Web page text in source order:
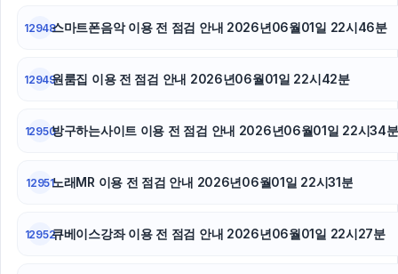
대안학교
12948스마트폰음악 이용 전 점검 안내 2026년06월01일 22시46분
12949원룸집 이용 전 점검 안내 2026년06월01일 22시42분
12950방구하는사이트 이용 전 점검 안내 2026년06월01일 22시34분
12951노래MR 이용 전 점검 안내 2026년06월01일 22시31분
12952큐베이스강좌 이용 전 점검 안내 2026년06월01일 22시27분